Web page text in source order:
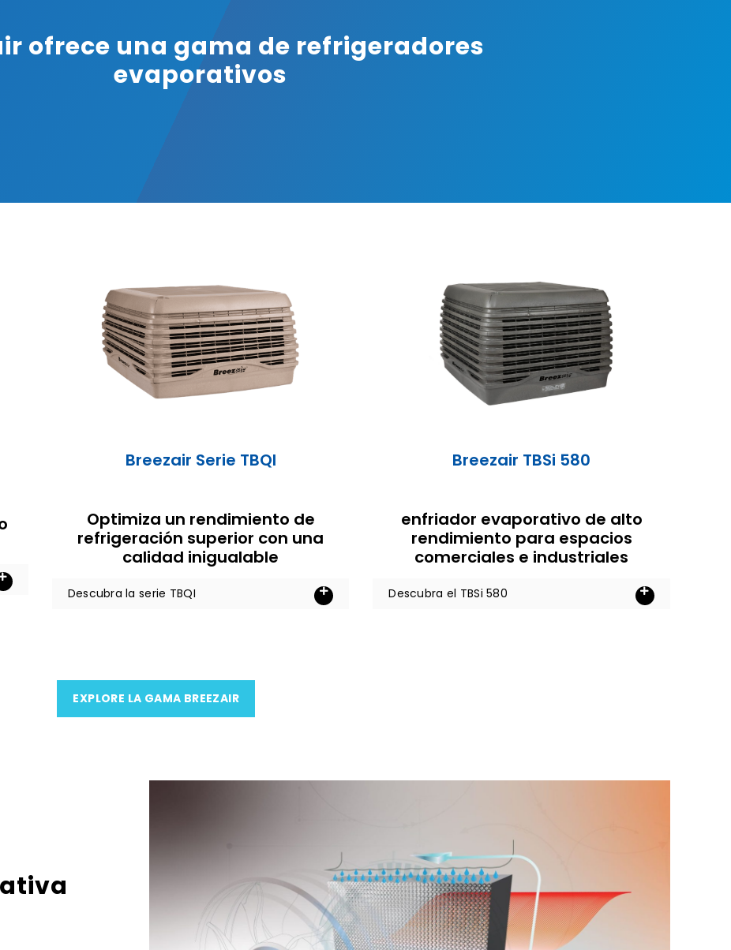
ofrece una gama de refrigeradores
evaporativos
Breezair Serie TBQI
Optimiza un rendimiento de
refrigeración superior con una
calidad inigualable
Descubra la serie TBQI
Breezair TBSi 580
enfriador evaporativo de alto
rendimiento para espacios
comerciales e industriales
Descubra el TBSi 580
EXPLORE LA GAMA BREEZAIR